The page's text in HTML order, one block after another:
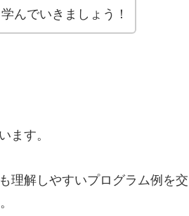
んでいきましょう！
ます。
理解しやすいプログラム例を交